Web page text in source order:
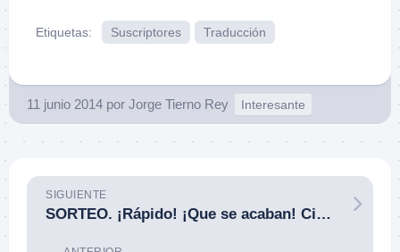
Etiquetas: Suscriptores Traducción
11 junio 2014 por Jorge Tierno Rey Interesante
SIGUIENTE
SORTEO. ¡Rápido! ¡Que se acaban! Cinturón Fundas Cabrero modelo 2017, para uso diario (11 de 12).